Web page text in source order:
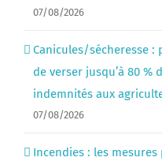
07/08/2026
Canicules/sécheresse
de verser jusqu’à 80 %
indemnités aux
07/08/2026
Incendies : les